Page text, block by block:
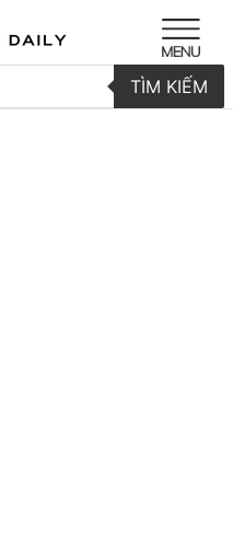
TÌM KIẾM